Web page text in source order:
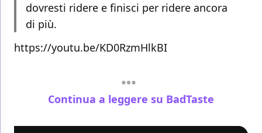
dovresti ridere e finisci per ridere ancora
di più.
https://youtu.be/KD0RzmHlkBI
Continua a leggere su BadTaste